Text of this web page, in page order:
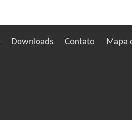
Downloads Contato Mapa